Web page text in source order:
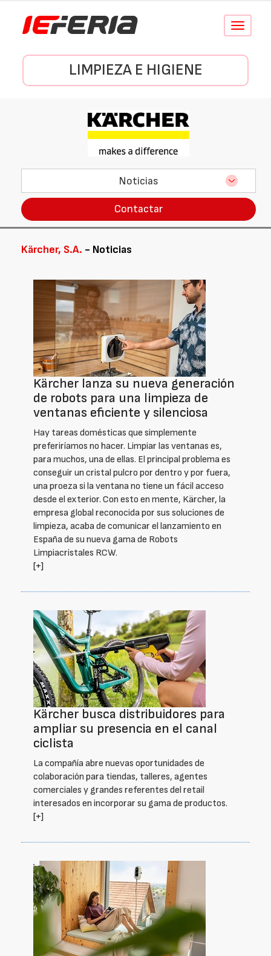
Conmutar
LIMPIEZA E HIGIENE
Noticias
Contactar
Kärcher, S.A. - Noticias
Kärcher lanza su nueva generación
de robots para una limpieza de
ventanas eficiente y silenciosa
Hay tareas domésticas que simplemente
preferiríamos no hacer. Limpiar las ventanas es,
para muchos, una de ellas. El principal problema es
conseguir un cristal pulcro por dentro y por fuera,
una proeza si la ventana no tiene un fácil acceso
desde el exterior. Con esto en mente, Kärcher, la
empresa global reconocida por sus soluciones de
limpieza, acaba de comunicar el lanzamiento en
España de su nueva gama de Robots
Limpiacristales RCW.
[+]
Kärcher busca distribuidores para
ampliar su presencia en el canal
ciclista
La compañía abre nuevas oportunidades de
colaboración para tiendas, talleres, agentes
comerciales y grandes referentes del retail
interesados en incorporar su gama de productos.
[+]